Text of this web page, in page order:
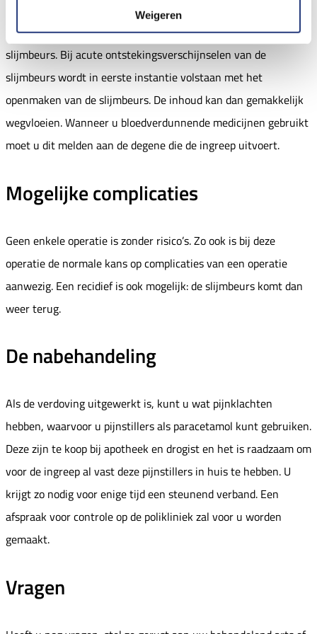
Weigeren
De operatie kan onder plaatselijke verdoving of onder narcose
geschieden, afhankelijk van de grootte en de toestand van de
slijmbeurs. Bij acute ontstekingsverschijnselen van de
slijmbeurs wordt in eerste instantie volstaan met het
openmaken van de slijmbeurs. De inhoud kan dan gemakkelijk
wegvloeien. Wanneer u bloedverdunnende medicijnen gebruikt
moet u dit melden aan de degene die de ingreep uitvoert.
Mogelijke complicaties
Geen enkele operatie is zonder risico’s. Zo ook is bij deze
operatie de normale kans op complicaties van een operatie
aanwezig. Een recidief is ook mogelijk: de slijmbeurs komt dan
weer terug.
De nabehandeling
Als de verdoving uitgewerkt is, kunt u wat pijnklachten
hebben, waarvoor u pijnstillers als paracetamol kunt gebruiken.
Deze zijn te koop bij apotheek en drogist en het is raadzaam om
voor de ingreep al vast deze pijnstillers in huis te hebben. U
krijgt zo nodig voor enige tijd een steunend verband. Een
afspraak voor controle op de polikliniek zal voor u worden
gemaakt.
Vragen